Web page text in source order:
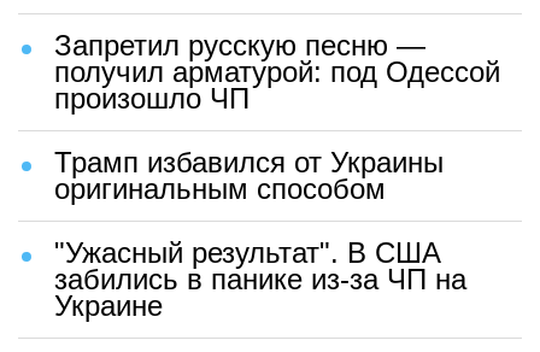
Запретил русскую песню —
получил арматурой: под Одессой
произошло ЧП
Трамп избавился от Украины
оригинальным способом
"Ужасный результат". В США
забились в панике из-за ЧП на
Украине